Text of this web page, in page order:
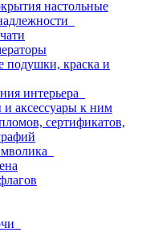
настольные
краска и
интерьера
аксессуары к ним
сертификатов,